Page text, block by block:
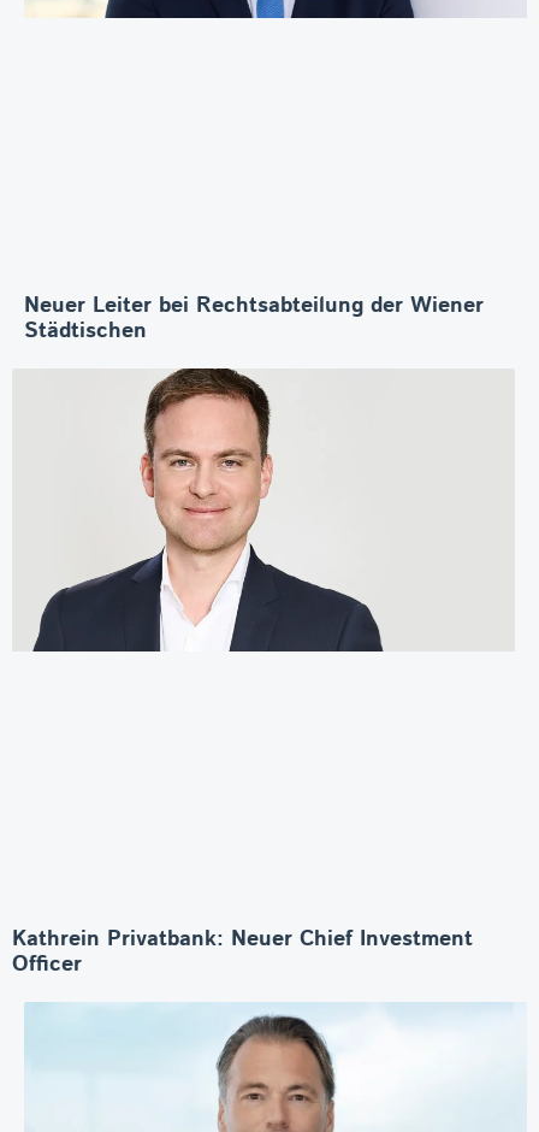
Neuer Leiter bei Rechtsabteilung der Wiener
Städtischen
Kathrein Privatbank: Neuer Chief Investment
Officer